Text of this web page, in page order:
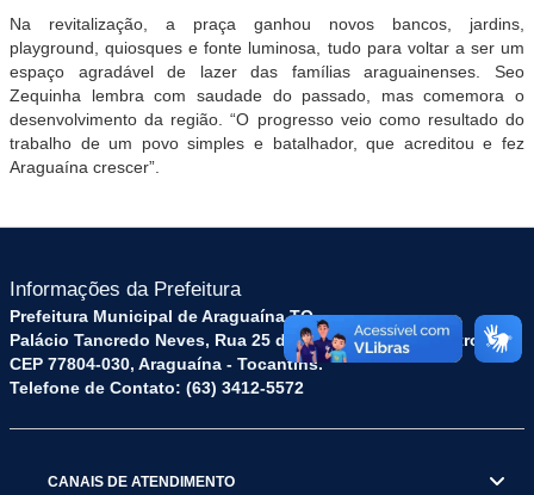
Na revitalização, a praça ganhou novos bancos, jardins,
playground, quiosques e fonte luminosa, tudo para voltar a ser um
espaço agradável de lazer das famílias araguainenses. Seo
Zequinha lembra com saudade do passado, mas comemora o
desenvolvimento da região. “O progresso veio como resultado do
trabalho de um povo simples e batalhador, que acreditou e fez
Araguaína crescer”.
Informações da Prefeitura
Prefeitura Municipal de Araguaína TO
Palácio Tancredo Neves, Rua 25 de Dezembro, 52 - Centro
CEP 77804-030, Araguaína - Tocantins.
Telefone de Contato: (63) 3412-5572
CANAIS DE ATENDIMENTO